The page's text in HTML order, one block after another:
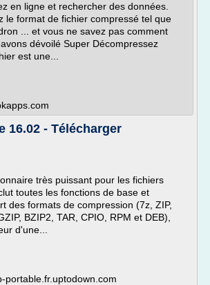
en ligne et rechercher des données.
le format de fichier compressé tel que
... et vous ne savez pas comment
dévoilé Super Décompressez
est une...
16.02 - Télécharger
très puissant pour les fichiers
toutes les fonctions de base et
des formats de compression (7z, ZIP,
BZIP2, TAR, CPIO, RPM et DEB),
d'une...
portable.fr.uptodown.com